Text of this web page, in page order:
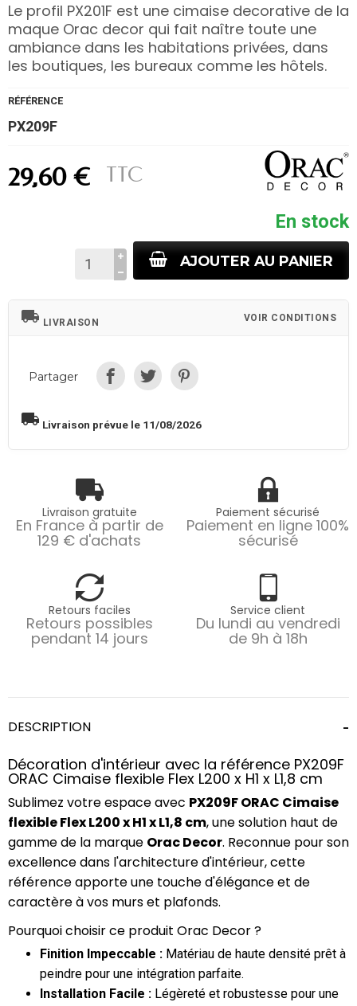
Le profil PX201F est une cimaise decorative de la
maque Orac decor qui fait naître toute une
ambiance dans les habitations privées, dans
les boutiques, les bureaux comme les hôtels.
RÉFÉRENCE
PX209F
29,60 € TTC
En stock
AJOUTER AU PANIER
local_shipping LIVRAISON VOIR CONDITIONS
Partager
local_shipping Livraison prévue le 11/08/2026
Livraison gratuite
En France à partir de
129 € d'achats
Paiement sécurisé
Paiement en ligne 100%
sécurisé
Retours faciles
Retours possibles
pendant 14 jours
Service client
Du lundi au vendredi
de 9h à 18h
DESCRIPTION
Décoration d'intérieur avec la référence PX209F
ORAC Cimaise flexible Flex L200 x H1 x L1,8 cm
Sublimez votre espace avec PX209F ORAC Cimaise
flexible Flex L200 x H1 x L1,8 cm, une solution haut de
gamme de la marque Orac Decor. Reconnue pour son
excellence dans l'architecture d'intérieur, cette
référence apporte une touche d'élégance et de
caractère à vos murs et plafonds.
Pourquoi choisir ce produit Orac Decor ?
Finition Impeccable : Matériau de haute densité prêt à
peindre pour une intégration parfaite.
Installation Facile : Légèreté et robustesse pour une